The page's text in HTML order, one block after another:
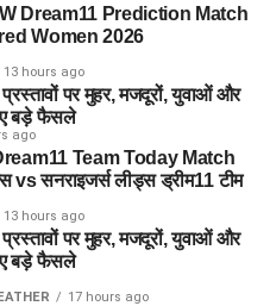
Dream11 Prediction Match
Women 2026
13 hours ago
पर मुहर, मजदूरों, युवाओं और
बड़े फैसले
ago
Team Today Match
vs सनराइजर्स लीड्स ड्रीम11 टीम
13 hours ago
पर मुहर, मजदूरों, युवाओं और
बड़े फैसले
17 hours ago